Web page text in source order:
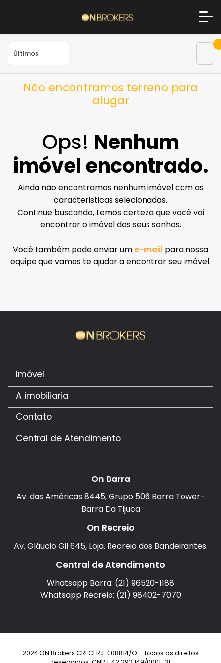
Não encontramos terreno para
alugar
Ops! Nenhum
imóvel encontrado.
Ainda não encontramos nenhum imóvel com as
caracteristicas selecionadas.
Continue buscando, temos certeza que você vai
encontrar o imóvel dos seus sonhos.
Você também pode enviar um e-mail para nossa
equipe que vamos te ajudar a encontrar seu imóvel.
Imóvel
A imobiliaria
Contato
Central de Atendimento
On Barra
Av. das Américas 8445, Grupo 506 Barra Tower-
Barra Da Tijuca
On Recreio
Av. Gláucio Gil 645, Loja. Recreio dos Bandeirantes.
Central de Atendimento
Whatsapp Barra: (21) 96520-1188
Whatsapp Recreio: (21) 98402-7070
2024 ON Brokers CRECI RJ-008814/O - Todos os direitos